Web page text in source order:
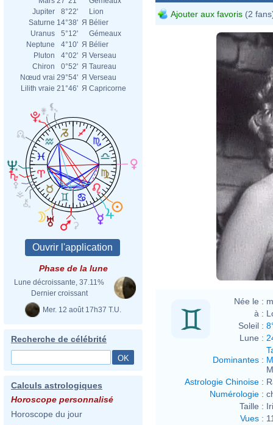
Jupiter
8°22'
Lion
Saturne 14°38' Я Bélier
Uranus
5°12'
Gémeaux
Neptune
4°10' Я Bélier
Pluton
4°02' Я Verseau
Chiron
0°52' Я Taureau
Nœud vrai 29°54' Я Verseau
Lilith vraie 21°46' Я Capricorne
Phase de la lune
Lune décroissante, 37.11%
Dernier croissant
Mer. 12 août 17h37 T.U.
Recherche de célébrité
Calculs astrologiques
Horoscope personnalisé
Horoscope du jour
Ajouter aux favoris (2
Née le :
à :
Soleil :
Lune :
Dominantes :
Astrologie Chinoise :
Numérologie :
Taille :
Vues :